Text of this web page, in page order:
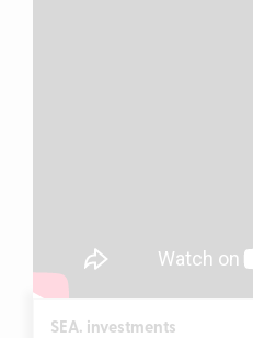
SEA. investments